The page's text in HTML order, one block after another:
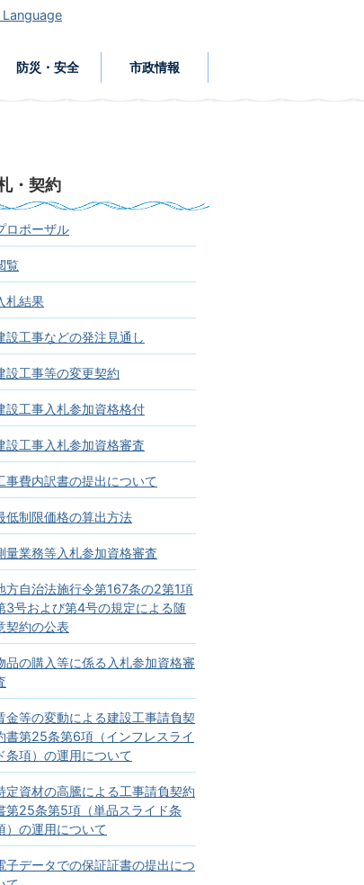
Language
防災・安全 市政情報
・契約
ロポーザル
覧
札結果
設工事などの発注見通し
設工事等の変更契約
設工事入札参加資格格付
設工事入札参加資格審査
事費内訳書の提出について
低制限価格の算出方法
量業務等入札参加資格審査
方自治法施行令第167条の2第1項
3号および第4号の規定による随
契約の公表
品の購入等に係る入札参加資格審
金等の変動による建設工事請負契
書第25条第6項（インフレスライ
条項）の運用について
定資材の高騰による工事請負契約
第25条第5項（単品スライド条
）の運用について
子データでの保証証書の提出につ